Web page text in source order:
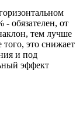
обязателен, от
тем лучше
это снижает
и под
эффект